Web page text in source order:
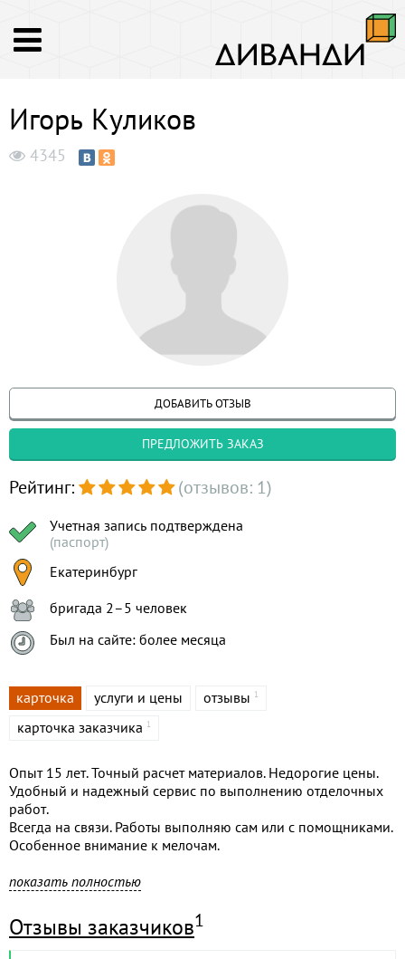
Игорь Куликов
4345
ДОБАВИТЬ ОТЗЫВ
ПРЕДЛОЖИТЬ ЗАКАЗ
Рейтинг: (отзывов: 1)
Учетная запись подтверждена
(паспорт)
Екатеринбург
бригада 2–5 человек
Был на сайте: более месяца
карточка услуги и цены отзывы 1
карточка заказчика 1
Опыт 15 лет. Точный расчет материалов. Недорогие цены.
Удобный и надежный сервис по выполнению отделочных
работ.
Всегда на связи. Работы выполняю сам или с помощниками.
Особенное внимание к мелочам.
Предлагаю оптимальные по цене и качеству решения. Без
Порядочность и честность в делах. Качество и аккуратность
в работе. Вежливость в общении.
показать полностью
Отзывы заказчиков1